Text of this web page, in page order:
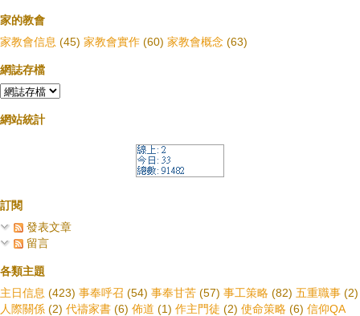
家的教會
家教會信息 (45) 家教會實作 (60) 家教會概念 (63)
網誌存檔
網站統計
訂閱
發表文章
留言
各類主題
主日信息 (423) 事奉呼召 (54) 事奉甘苦 (57) 事工策略 (82) 五重職事 (2)
人際關係 (2) 代禱家書 (6) 佈道 (1) 作主門徒 (2) 使命策略 (6) 信仰QA